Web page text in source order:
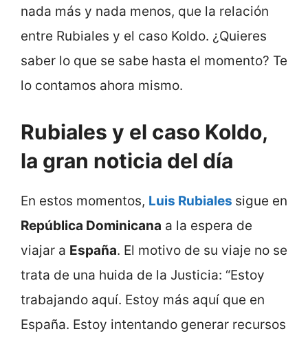
nada más y nada menos, que la relación
entre Rubiales y el caso Koldo. ¿Quieres
saber lo que se sabe hasta el momento? Te
lo contamos ahora mismo.
Rubiales y el caso Koldo,
la gran noticia del día
En estos momentos, Luis Rubiales sigue en
República Dominicana a la espera de
viajar a España. El motivo de su viaje no se
trata de una huida de la Justicia: “Estoy
trabajando aquí. Estoy más aquí que en
España. Estoy intentando generar recursos